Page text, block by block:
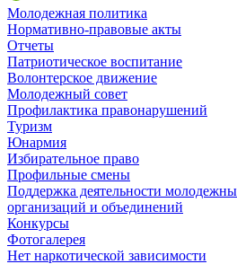
Молодежная политика
Нормативно-правовые акты
Отчеты
Патриотическое воспитание
Волонтерское движение
Молодежный совет
Профилактика правонарушений
Туризм
Юнармия
Избирательное право
Профильные смены
Поддержка деятельности
организаций и объединений
Конкурсы
Фотогалерея
Нет наркотической зависимости